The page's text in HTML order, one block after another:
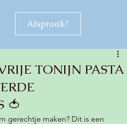
Afspraak?
TONIJN PASTA
🍅
gerechtje maken? Dit is een